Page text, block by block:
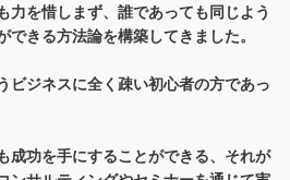
力を惜しまず、誰であっても同じよう
できる方法論を構築してきました。
ビジネスに全く疎い初心者の方であっ
成功を手にすることができる、それが